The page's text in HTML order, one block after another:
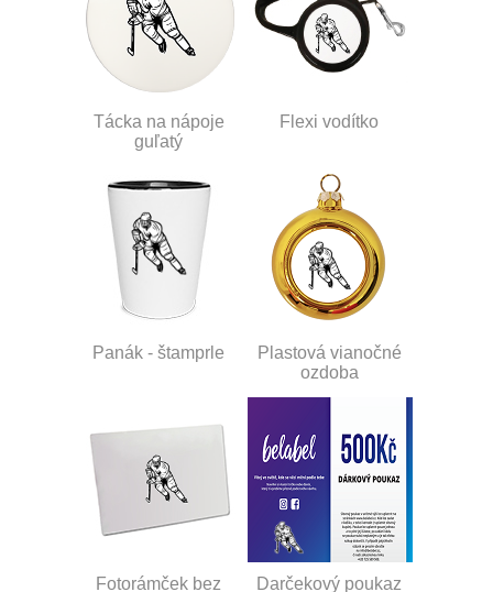
Tácka na nápoje
guľatý
Flexi vodítko
Panák - štamprle
Plastová vianočné
ozdoba
Fotorámček bez
Darčekový poukaz